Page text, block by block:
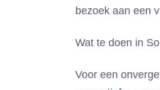
bezoek aan een
Wat te doen in
Voor een